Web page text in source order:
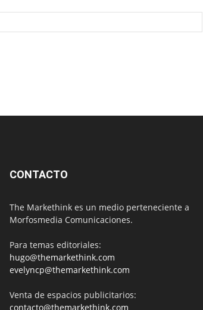
CONTACTO
The Markethink es un medio perteneciente a
Morfosmedia Comunicaciones.
Para temas editoriales:
hugo@themarkethink.com
evelyncp@themarkethink.com
Venta de espacios publicitarios:
contacto@themarkethink.com